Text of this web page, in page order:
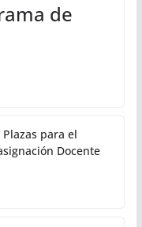
de
para el
Docente